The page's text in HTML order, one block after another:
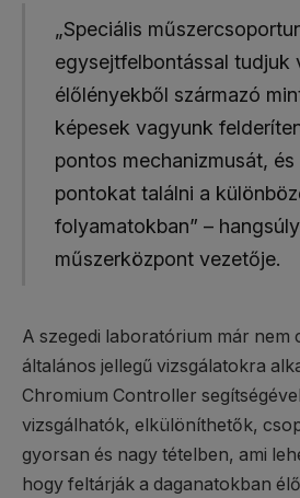
„Speciális
egysejtfelbontással tudjuk
élőlényekből származó
képesek vagyunk
pontos mechanizmusát,
pontokat találni a
folyamatokban” –
műszerközpont vezetője.
A szegedi laboratórium már nem
általános jellegű vizsgálatokra
Chromium Controller
vizsgálhatók, elkülöníthetők,
gyorsan és nagy tételben, ami
hogy feltárják a daganatokban